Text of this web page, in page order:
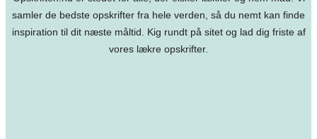
samler de bedste opskrifter fra hele verden, så du nemt kan finde
inspiration til dit næste måltid. Kig rundt på sitet og lad dig friste af
vores lækre opskrifter.